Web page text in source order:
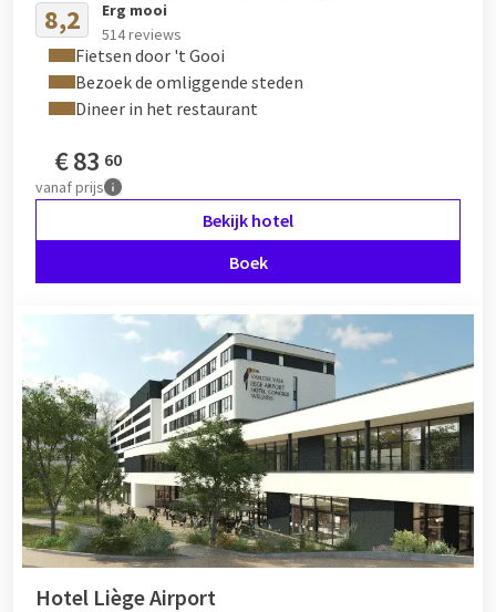
8,2
Erg mooi
514 reviews
Fietsen door 't Gooi
Bezoek de omliggende steden
Dineer in het restaurant
€83 60
vanafprijs
Bekijk hotel
Boek
Hotel Liège Airport